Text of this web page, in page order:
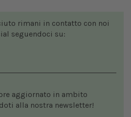
rimani in contatto con noi
seguendoci su:
aggiornato in ambito
alla nostra newsletter!